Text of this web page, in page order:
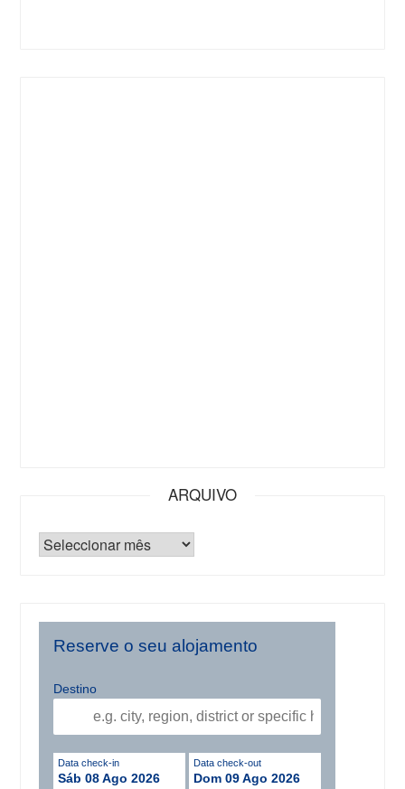
ARQUIVO
Reserve o seu alojamento
Destino
Data check-in
Sáb 08 Ago 2026
Data check-out
Dom 09 Ago 2026